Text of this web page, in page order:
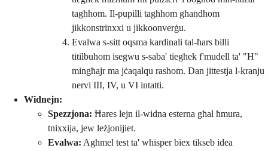
tagħhom. Il-pupilli tagħhom għandhom
jikkonstrinxxi u jikkoonverġu.
Evalwa s-sitt oqsma kardinali tal-ħars billi
titilbuhom isegwu s-saba' tiegħek f'mudell ta' "H"
mingħajr ma jċaqalqu rashom. Dan jittestja l-kranju
nervi III, IV, u VI intatti.
Widnejn:
Spezzjona: Ħares lejn il-widna esterna għal ħmura,
tnixxija, jew leżjonijiet.
Evalwa: Agħmel test ta' whisper biex tikseb idea